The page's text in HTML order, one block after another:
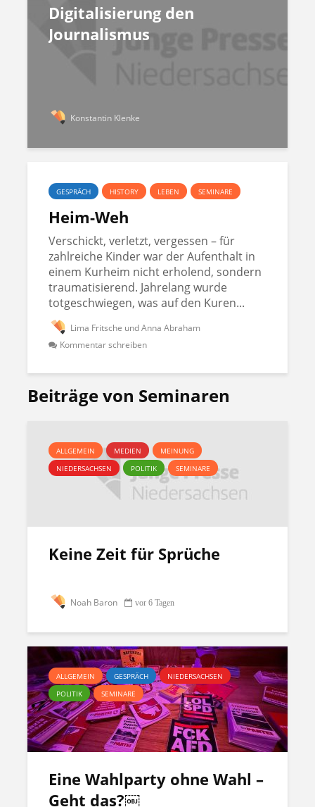
Digitalisierung den
Journalismus
Konstantin Klenke
GESPRÄCH HISTORY LEBEN SEMINARE
Heim-Weh
Verschickt, verletzt, vergessen – für
zahlreiche Kinder war der Aufenthalt in
einem Kurheim nicht erholend, sondern
traumatisierend. Jahrelang wurde
totgeschwiegen, was auf den Kuren...
Lima Fritsche und Anna Abraham
Kommentar schreiben
Beiträge von Seminaren
ALLGEMEIN MEDIEN
MEINUNG
NIEDERSACHSEN
POLITIK SEMINARE
Keine Zeit für Sprüche
Noah Baron vor 6 Tagen
ALLGEMEIN GESPRÄCH
NIEDERSACHSEN
POLITIK
SEMINARE
Eine Wahlparty ohne Wahl –
Geht das?￼